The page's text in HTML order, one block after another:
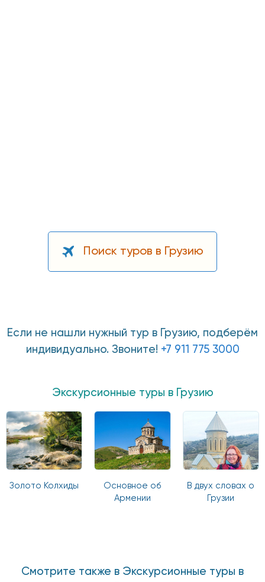
Поиск туров в Грузию
Если не нашли нужный тур в Грузию, подберём
индивидуально. Звоните! +7 911 775 3000
Экскурсионные туры в Грузию
Золото Колхиды
Основное об
Армении
В двух словах о
Грузии
Смотрите также в Экскурсионные туры в